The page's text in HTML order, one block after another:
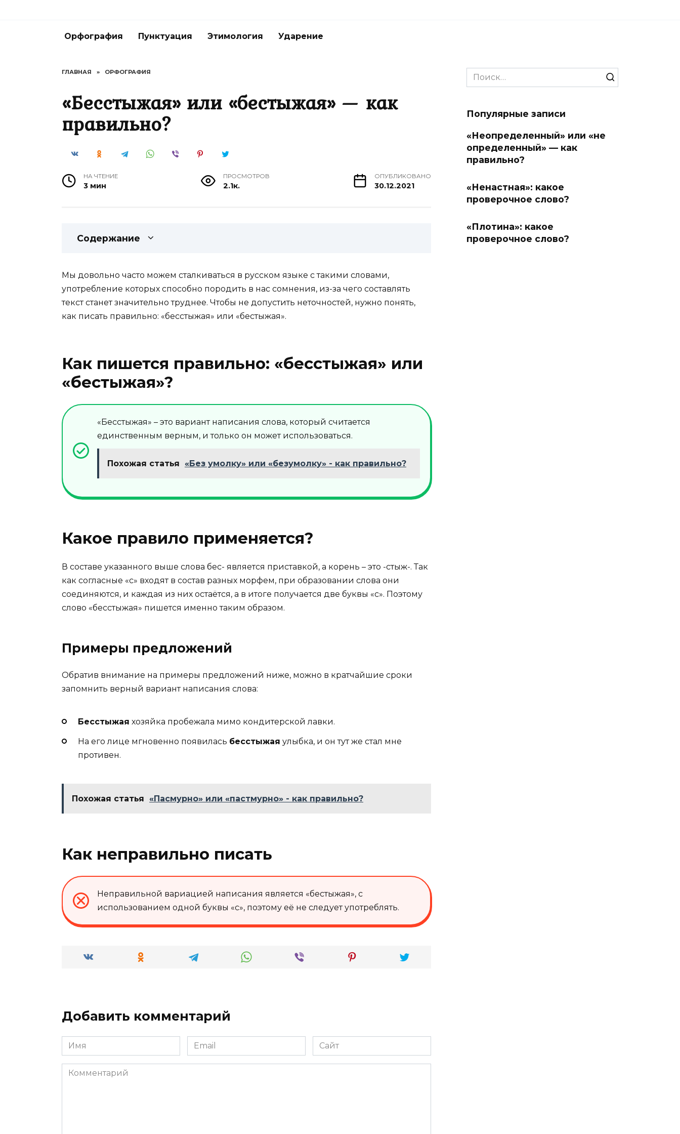
Орфография Пунктуация Этимология Ударение
ГЛАВНАЯ » ОРФОГРАФИЯ
«Бесстыжая» или «бестыжая» — как
правильно?
НА ЧТЕНИЕ
3 мин
ПРОСМОТРОВ
2.1к.
ОПУБЛИКОВАНО
30.12.2021
Содержание
Мы довольно часто можем сталкиваться в русском языке с такими словами,
употребление которых способно породить в нас сомнения, из-за чего составлять
текст станет значительно труднее. Чтобы не допустить неточностей, нужно понять,
как писать правильно: «бесстыжая» или «бестыжая».
Как пишется правильно: «бесстыжая» или
«бестыжая»?
«Бесстыжая» – это вариант написания слова, который считается
единственным верным, и только он может использоваться.
Похожая статья «Без умолку» или «безумолку» - как правильно?
Какое правило применяется?
В составе указанного выше слова бес- является приставкой, а корень – это -стыж-. Так
как согласные «с» входят в состав разных морфем, при образовании слова они
соединяются, и каждая из них остаётся, а в итоге получается две буквы «с». Поэтому
слово «бесстыжая» пишется именно таким образом.
Примеры предложений
Обратив внимание на примеры предложений ниже, можно в кратчайшие сроки
запомнить верный вариант написания слова:
Бесстыжая хозяйка пробежала мимо кондитерской лавки.
На его лице мгновенно появилась бесстыжая улыбка, и он тут же стал мне
противен.
Похожая статья «Пасмурно» или «пастмурно» - как правильно?
Как неправильно писать
Неправильной вариацией написания является «бестыжая», с
использованием одной буквы «с», поэтому её не следует употреблять.
Добавить комментарий
Имя
*
Email
*
Сайт
Комментарий
Search
for:
Популярные записи
«Неопределенный» или «не
определенный» — как
правильно?
«Ненастная»: какое
проверочное слово?
«Плотина»: какое
проверочное слово?